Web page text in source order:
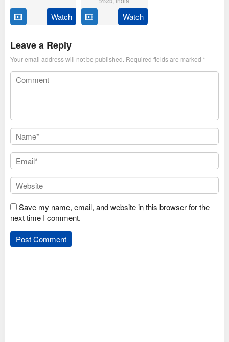
Feb
2025
Thirumeni
Watch
Jan
Anil
Ravipudi
Watch
Leave a Reply
Your email address will not be published. Required fields are marked *
Save my name, email, and website in this browser for the
next time I comment.